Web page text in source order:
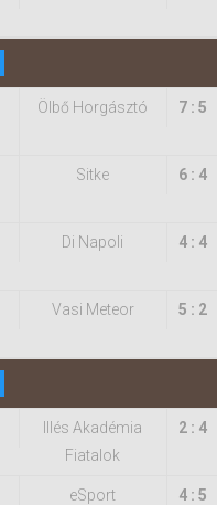
Ölbő Horgásztó 7 : 5
Sitke 6 : 4
Di Napoli 4 : 4
Vasi Meteor 5 : 2
Illés Akadémia
Fiatalok
2 : 4
eSport
4 : 5